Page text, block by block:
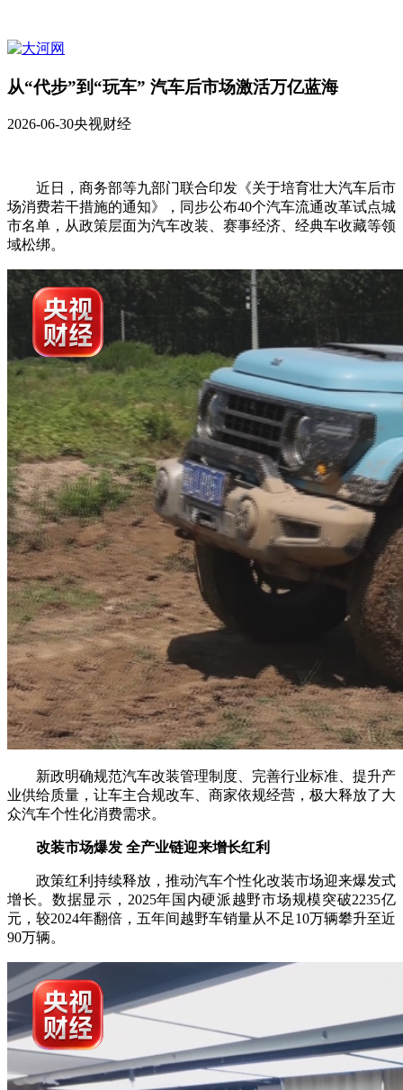
从“代步”到“玩车” 汽车后市场激活万亿蓝海
2026-06-30央视财经
近日，商务部等九部门联合印发《关于培育壮大汽车后市
场消费若干措施的通知》，同步公布40个汽车流通改革试点城
市名单，从政策层面为汽车改装、赛事经济、经典车收藏等领
域松绑。
新政明确规范汽车改装管理制度、完善行业标准、提升产
业供给质量，让车主合规改车、商家依规经营，极大释放了大
众汽车个性化消费需求。
改装市场爆发 全产业链迎来增长红利
政策红利持续释放，推动汽车个性化改装市场迎来爆发式
增长。数据显示，2025年国内硬派越野市场规模突破2235亿
元，较2024年翻倍，五年间越野车销量从不足10万辆攀升至近
90万辆。